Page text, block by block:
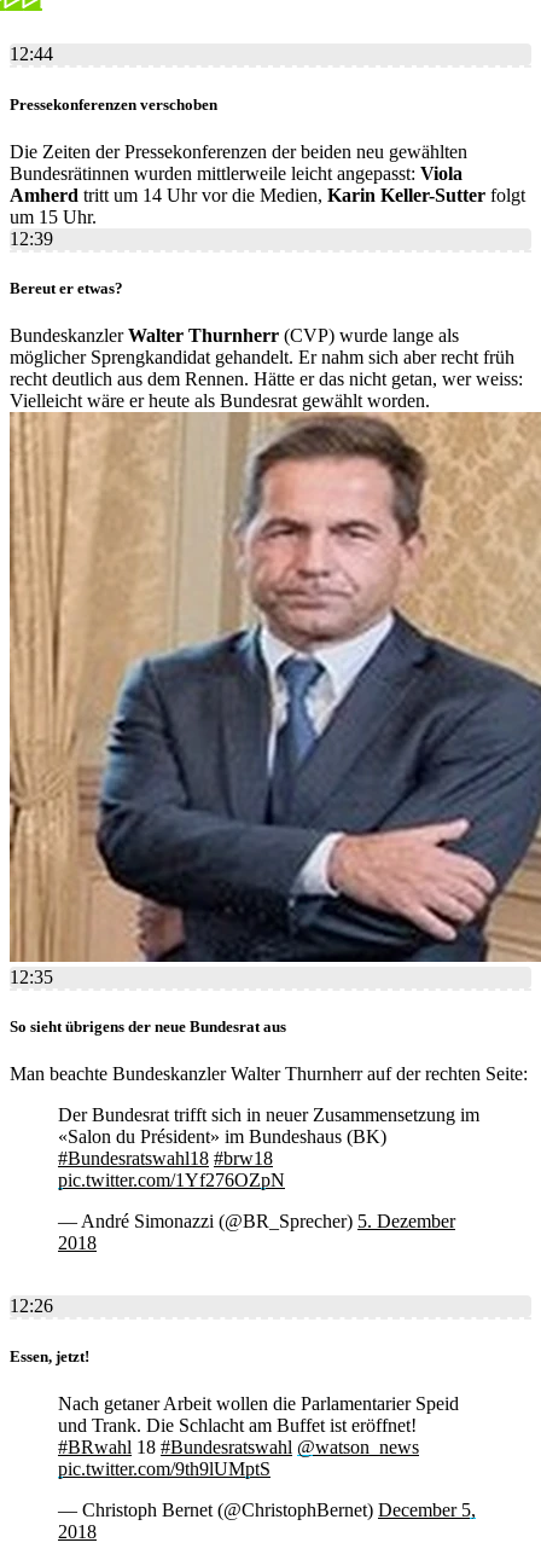
12:44
Pressekonferenzen verschoben
Die Zeiten der Pressekonferenzen der beiden neu gewählten
Bundesrätinnen wurden mittlerweile leicht angepasst: Viola
Amherd tritt um 14 Uhr vor die Medien, Karin Keller-Sutter folgt
um 15 Uhr.
12:39
Bereut er etwas?
BundeskanzlerWalter Thurnherr (CVP) wurde lange als
möglicher Sprengkandidat gehandelt. Er nahm sich aber recht früh
recht deutlich aus dem Rennen. Hätte er das nicht getan, wer weiss:
Vielleicht wäre er heute als Bundesrat gewählt worden.
12:35
So sieht übrigens der neue Bundesrat aus
Man beachte Bundeskanzler Walter Thurnherr auf der rechten Seite:
Der Bundesrat trifft sich in neuer Zusammensetzung im
«Salon du Président» im Bundeshaus (BK)
#Bundesratswahl18 #brw18
pic.twitter.com/1Yf276OZpN
— André Simonazzi (@BR_Sprecher) 5. Dezember
2018
12:26
Essen, jetzt!
Nach getaner Arbeit wollen die Parlamentarier Speid
und Trank. Die Schlacht am Buffet ist eröffnet!
#BRwahl 18 #Bundesratswahl @watson_news
pic.twitter.com/9th9lUMptS
— Christoph Bernet (@ChristophBernet) December 5,
2018